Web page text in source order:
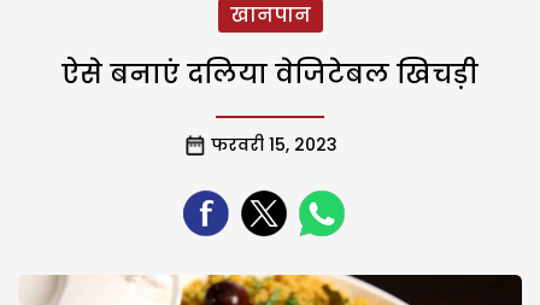
खानपान
ऐसे बनाएं दलिया वेजिटेबल खिचड़ी
फरवरी 15, 2023